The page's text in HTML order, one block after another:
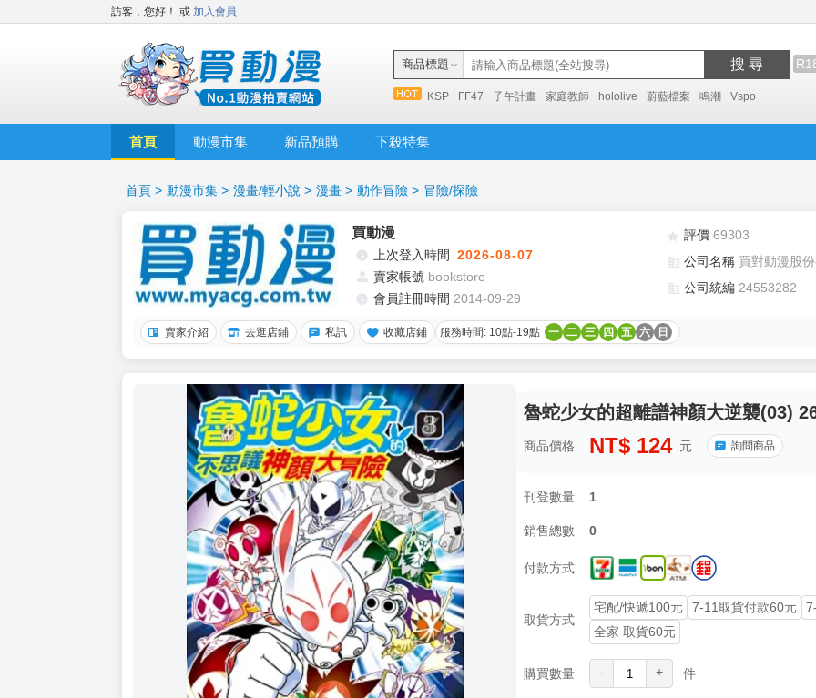
訪客，您好！ 或 加入會員
商品標題 搜 尋
KSP FF47 子午計畫 家庭教師 hololive 蔚藍檔案 鳴潮 Vspo
首頁 動漫市集 新品預購 下殺特集
首頁 > 動漫市集 > 漫畫/輕小說 > 漫畫 > 動作冒險 > 冒險/探險
買動漫
上次登入時間 2026-08-07
賣家帳號 bookstore
會員註冊時間 2014-09-29
評價 69303
公司名稱 買對動漫股
公司統編 24553282
賣家介紹 去逛店鋪 私訊 收藏店鋪 服務時間: 10點-19點 一 二 三 四 五 六 日
魯蛇少女的超離譜神顏大逆襲(03)
商品價格 NT$ 124 元 詢問商品
刊登數量 1
銷售總數 0
付款方式
取貨方式
宅配/快遞100元 7-11取貨付款60元
全家 取貨60元
購買數量 - + 件